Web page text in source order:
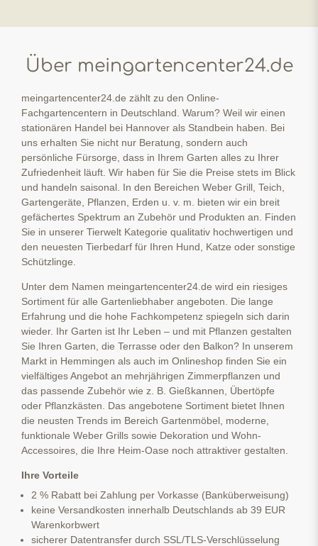
Über meingartencenter24.de
meingartencenter24.de zählt zu den Online-
Fachgartencentern in Deutschland. Warum? Weil wir einen
stationären Handel bei Hannover als Standbein haben. Bei
uns erhalten Sie nicht nur Beratung, sondern auch
persönliche Fürsorge, dass in Ihrem Garten alles zu Ihrer
Zufriedenheit läuft. Wir haben für Sie die Preise stets im Blick
und handeln saisonal. In den Bereichen Weber Grill, Teich,
Gartengeräte, Pflanzen, Erden u. v. m. bieten wir ein breit
gefächertes Spektrum an Zubehör und Produkten an. Finden
Sie in unserer Tierwelt Kategorie qualitativ hochwertigen und
den neuesten Tierbedarf für Ihren Hund, Katze oder sonstige
Schützlinge.
Unter dem Namen meingartencenter24.de wird ein riesiges
Sortiment für alle Gartenliebhaber angeboten. Die lange
Erfahrung und die hohe Fachkompetenz spiegeln sich darin
wieder. Ihr Garten ist Ihr Leben – und mit Pflanzen gestalten
Sie Ihren Garten, die Terrasse oder den Balkon? In unserem
Markt in Hemmingen als auch im Onlineshop finden Sie ein
vielfältiges Angebot an mehrjährigen Zimmerpflanzen und
das passende Zubehör wie z. B. Gießkannen, Übertöpfe
oder Pflanzkästen. Das angebotene Sortiment bietet Ihnen
die neusten Trends im Bereich Gartenmöbel, moderne,
funktionale Weber Grills sowie Dekoration und Wohn-
Accessoires, die Ihre Heim-Oase noch attraktiver gestalten.
Ihre Vorteile
2 % Rabatt bei Zahlung per Vorkasse (Banküberweisung)
keine Versandkosten innerhalb Deutschlands ab 39 EUR
Warenkorbwert
sicherer Datentransfer durch SSL/TLS-Verschlüsselung